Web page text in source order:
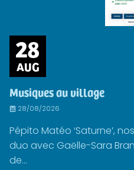
28
AUG
Musiques au village
28/08/2026
Pépito Matéo ‘Saturne’,
duo avec Gaëlle-Sara
de...